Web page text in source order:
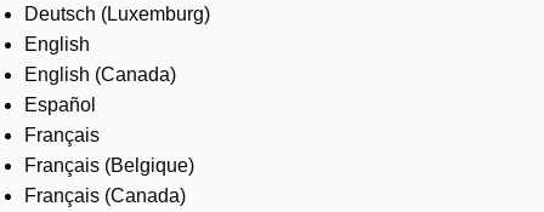
Contact us
Careers
Deutsch (Luxemburg)
English
English (Canada)
Español
Français
Français (Belgique)
Français (Canada)